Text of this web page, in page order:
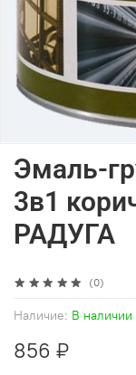
(0)
Наличие: В наличии
Эмаль-
3в1
РАДУГА
856 ₽